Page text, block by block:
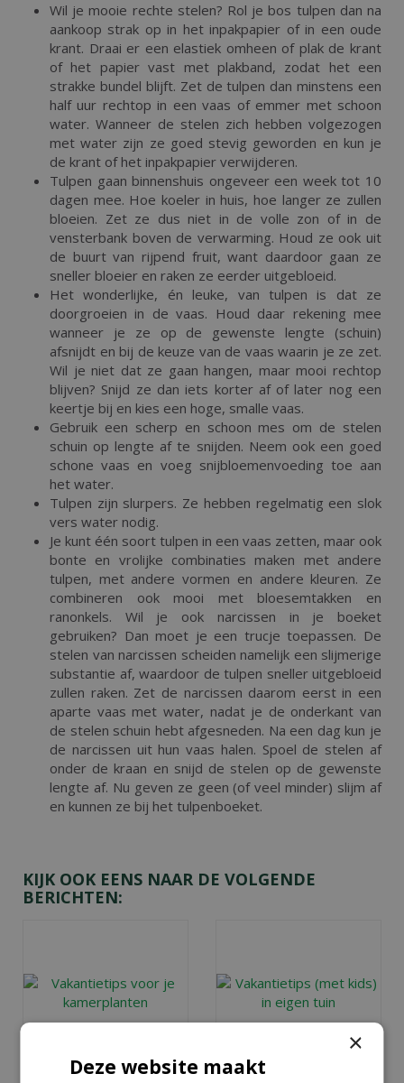
Wil je mooie rechte stelen? Rol je bos tulpen dan na
aankoop strak op in het inpakpapier of in een oude
krant. Draai er een elastiek omheen of plak de krant
of het papier vast met plakband, zodat het een
strakke bundel blijft. Zet de tulpen dan minstens een
half uur rechtop in een vaas of emmer met schoon
water. Wanneer de stelen zich hebben volgezogen
met water zijn ze goed stevig geworden en kun je
de krant of het inpakpapier verwijderen.
Tulpen gaan binnenshuis ongeveer een week tot 10
dagen mee. Hoe koeler in huis, hoe langer ze zullen
bloeien. Zet ze dus niet in de volle zon of in de
vensterbank boven de verwarming. Houd ze ook uit
de buurt van rijpend fruit, want daardoor gaan ze
sneller bloeier en raken ze eerder uitgebloeid.
Het wonderlijke, én leuke, van tulpen is dat ze
doorgroeien in de vaas. Houd daar rekening mee
wanneer je ze op de gewenste lengte (schuin)
afsnijdt en bij de keuze van de vaas waarin je ze zet.
Wil je niet dat ze gaan hangen, maar mooi rechtop
blijven? Snijd ze dan iets korter af of later nog een
keertje bij en kies een hoge, smalle vaas.
Gebruik een scherp en schoon mes om de stelen
schuin op lengte af te snijden. Neem ook een goed
schone vaas en voeg snijbloemenvoeding toe aan
het water.
Tulpen zijn slurpers. Ze hebben regelmatig een slok
vers water nodig.
Je kunt één soort tulpen in een vaas zetten, maar ook
bonte en vrolijke combinaties maken met andere
tulpen, met andere vormen en andere kleuren. Ze
combineren ook mooi met bloesemtakken en
ranonkels. Wil je ook narcissen in je boeket
gebruiken? Dan moet je een trucje toepassen. De
stelen van narcissen scheiden namelijk een slijmerige
substantie af, waardoor de tulpen sneller uitgebloeid
zullen raken. Zet de narcissen daarom eerst in een
aparte vaas met water, nadat je de onderkant van
de stelen schuin hebt afgesneden. Na een dag kun je
de narcissen uit hun vaas halen. Spoel de stelen af
onder de kraan en snijd de stelen op de gewenste
lengte af. Nu geven ze geen (of veel minder) slijm af
en kunnen ze bij het tulpenboeket.
KIJK OOK EENS NAAR DE VOLGENDE
BERICHTEN:
×
Deze website maakt